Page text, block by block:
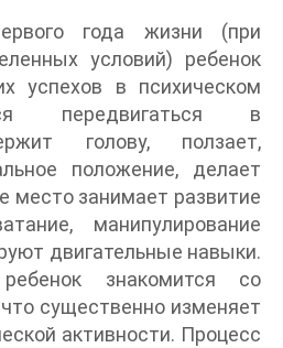
года жизни (при
условий) ребенок
успехов в психическом
передвигаться в
голову, ползает,
положение, делает
место занимает развитие
манипулирование
двигательные навыки.
знакомится со
существенно изменяет
активности. Процесс